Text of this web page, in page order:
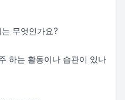
는 무엇인가요?
하는 활동이나 습관이 있나